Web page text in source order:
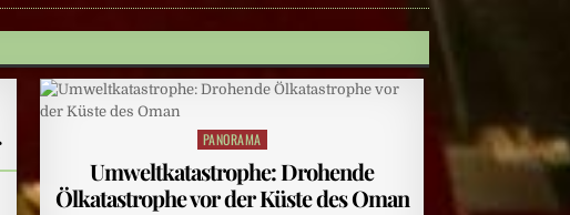
Posted
PANORAMA
Umweltkatastrophe: Drohende
Ölkatastrophe vor der Küste des Oman